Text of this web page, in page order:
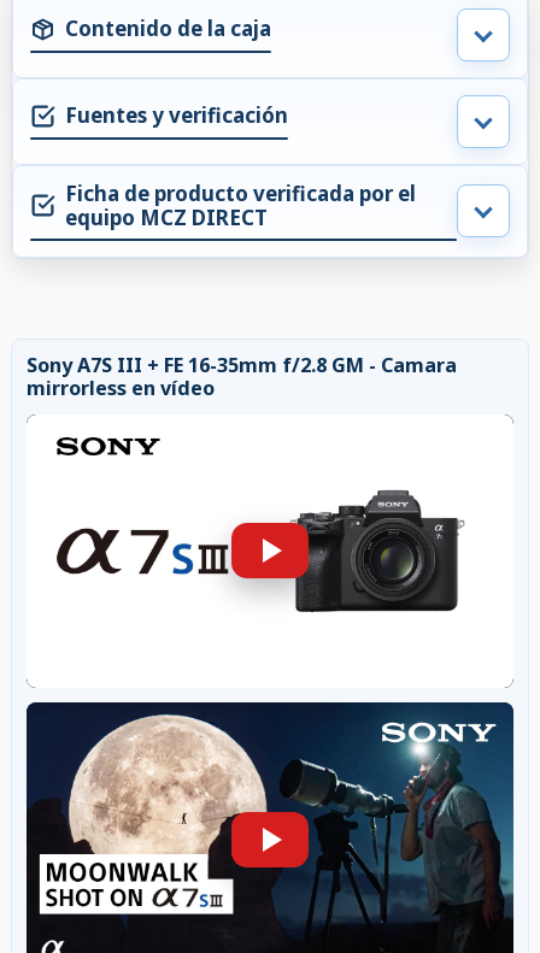
Contenido de la caja
Fuentes y verificación
Ficha de producto verificada por el
equipo MCZ DIRECT
Sony A7S III + FE 16-35mm f/2.8 GM - Camara
mirrorless en vídeo